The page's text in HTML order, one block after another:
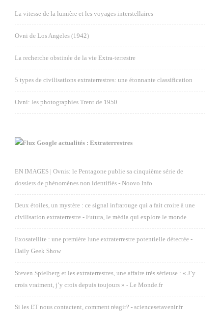
La vitesse de la lumière et les voyages interstellaires
Ovni de Los Angeles (1942)
La recherche obstinée de la vie Extra-terrestre
5 types de civilisations extraterrestres: une étonnante classification
Ovni: les photographies Trent de 1950
Google actualités : Extraterrestres
EN IMAGES | Ovnis: le Pentagone publie sa cinquième série de
dossiers de phénomènes non identifiés - Noovo Info
Deux étoiles, un mystère : ce signal infrarouge qui a fait croire à une
civilisation extraterrestre - Futura, le média qui explore le monde
Exosatellite : une première lune extraterrestre potentielle détectée -
Daily Geek Show
Steven Spielberg et les extraterrestres, une affaire très sérieuse : « J’y
crois vraiment, j’y crois depuis toujours » - Le Monde.fr
Si les ET nous contactent, comment réagir? - sciencesetavenir.fr